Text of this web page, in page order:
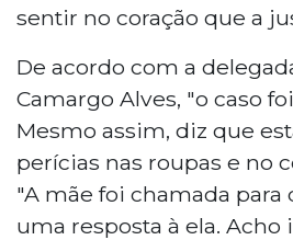
sentir no coração que a
De acordo com a
Camargo Alves, "o caso
Mesmo assim, diz que
perícias nas roupas e no
"A mãe foi chamada para
uma resposta à ela.